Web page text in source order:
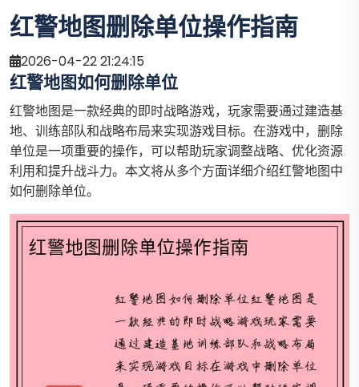
红警地图删除单位操作指南
2026-04-22 21:24:15
红警地图如何删除单位
红警地图是一款经典的即时战略游戏，玩家需要通过建造基
地、训练部队和战略布局来实现游戏目标。在游戏中，删除
单位是一项重要的操作，可以帮助玩家调整战略、优化资源
利用和提升战斗力。本文将从多个方面详细介绍红警地图中
如何删除单位。